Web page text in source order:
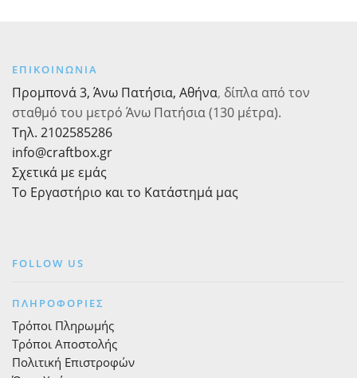
cm
Πάχος
2,5
cm
ποσότητα
Πάχος
2,5
cm
ΕΠΙΚΟΙΝΩΝΙΑ
Προμπονά 3, Άνω Πατήσια, Αθήνα, δίπλα από τον
σταθμό του μετρό Άνω Πατήσια (130 μέτρα).
Τηλ. 2102585286
info@craftbox.gr
Σχετικά με εμάς
Το Εργαστήριο και το Κατάστημά μας
FOLLOW US
ΠΛΗΡΟΦΟΡΙΕΣ
Τρόποι Πληρωμής
Τρόποι Αποστολής
Πολιτική Επιστροφών